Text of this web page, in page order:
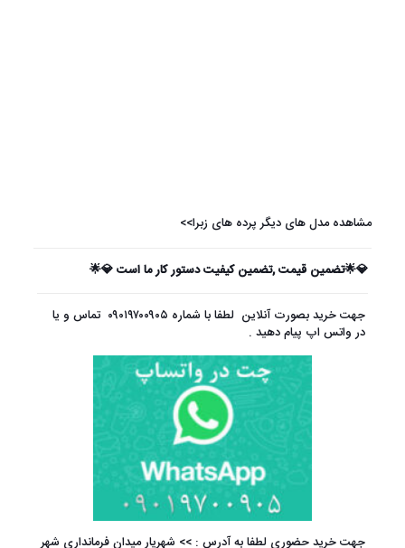
مشاهده مدل های دیگر پرده های زبرا>>
💎🌟تضمین قیمت ,تضمین کیفیت دستور کار ما است 💎🌟
جهت خرید بصورت آنلاین لطفا با شماره ۰۹۰۱۹۷۰۰۹۰۵ تماس و یا
در واتس اپ پیام دهید .
جهت خرید حضوری لطفا به آدرس : >> شهریار میدان فرمانداری شهر